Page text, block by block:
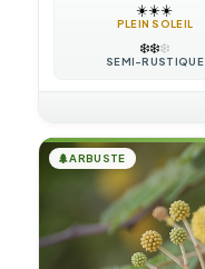
☀️☀️☀️
PLEIN SOLEIL
❄️❄️❄️
SEMI-RUSTIQUE
🌲ARBUSTE